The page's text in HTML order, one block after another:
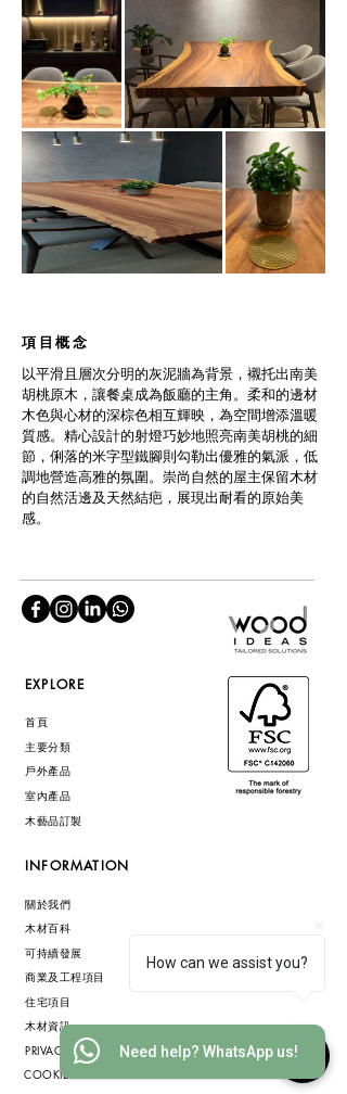
項目概念
以平滑且層次分明的灰泥牆為背景，襯托出南美
胡桃原木，讓餐桌成為飯廳的主角。柔和的邊材
木色與心材的深棕色相互輝映，為空間增添溫暖
質感。精心設計的射燈巧妙地照亮南美胡桃的細
節，俐落的米字型鐵腳則勾勒出優雅的氣派，低
調地營造高雅的氛圍。崇尚自然的屋主保留木材
的自然活邊及天然結疤，展現出耐看的原始美
感。
EXPLORE
首頁
主要分類
戶外產品
室內產品
木藝品訂製
INFORMATION
關於我們
木材百科
可持續發展
商業及工程項目
住宅項目
木材資訊
PRIVACY POLICY
COOKIE POLICY
How can we assist you?
Need help? WhatsApp us!